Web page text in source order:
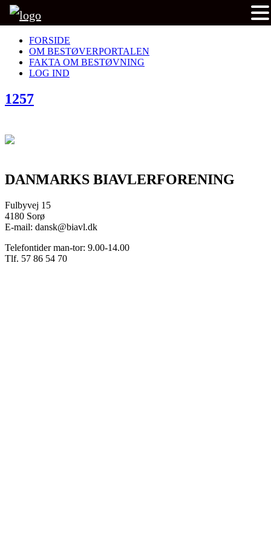
FORSIDE
OM BESTØVERPORTALEN
FAKTA OM BESTØVNING
LOG IND
1257
DANMARKS BIAVLERFORENING
Fulbyvej 15
4180 Sorø
E-mail: dansk@biavl.dk
Telefontider man-tor: 9.00-14.00
Tlf. 57 86 54 70